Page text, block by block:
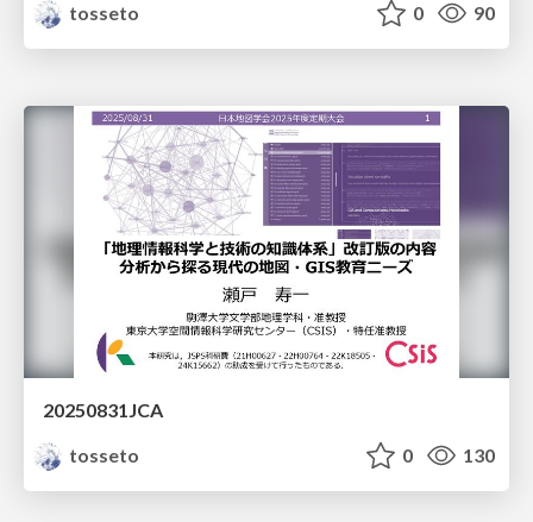
tosseto
0 90
20250831JCA
tosseto
0 130